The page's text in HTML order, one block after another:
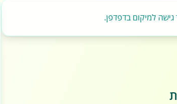
למיקום בדפדפן.